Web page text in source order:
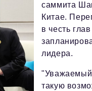
саммита
Китае.
в честь
лидера.
"Уважаемый
такую